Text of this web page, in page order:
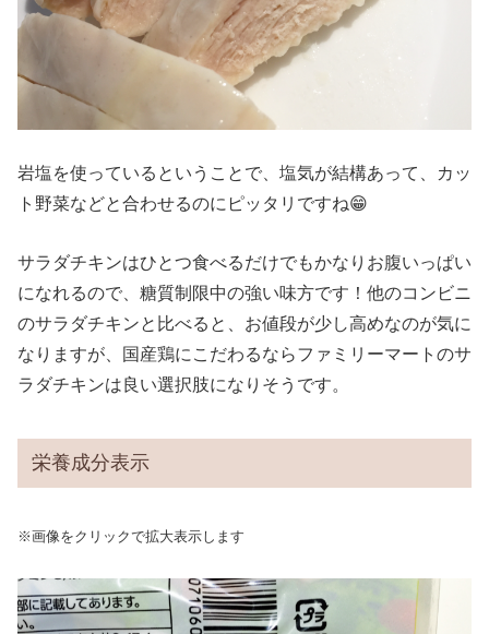
岩塩を使っているということで、塩気が結構あって、カッ
ト野菜などと合わせるのにピッタリですね😁
サラダチキンはひとつ食べるだけでもかなりお腹いっぱい
になれるので、糖質制限中の強い味方です！他のコンビニ
のサラダチキンと比べると、お値段が少し高めなのが気に
なりますが、国産鶏にこだわるならファミリーマートのサ
ラダチキンは良い選択肢になりそうです。
栄養成分表示
※画像をクリックで拡大表示します